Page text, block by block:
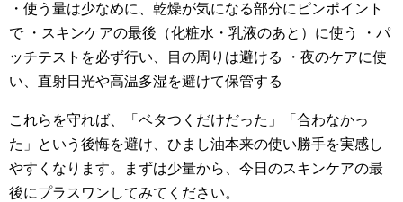
・使う量は少なめに、乾燥が気になる部分にピンポイント
で ・スキンケアの最後（化粧水・乳液のあと）に使う ・パ
ッチテストを必ず行い、目の周りは避ける ・夜のケアに使
い、直射日光や高温多湿を避けて保管する
これらを守れば、「ベタつくだけだった」「合わなかっ
た」という後悔を避け、ひまし油本来の使い勝手を実感し
やすくなります。まずは少量から、今日のスキンケアの最
後にプラスワンしてみてください。